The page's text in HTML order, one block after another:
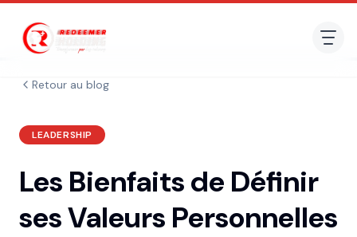
Retour au blog
LEADERSHIP
Les Bienfaits de Définir
ses Valeurs Personnelles